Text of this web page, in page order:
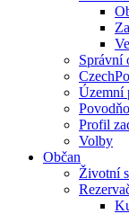
Správní
Územní
Profil
Volby
Občan
Životní